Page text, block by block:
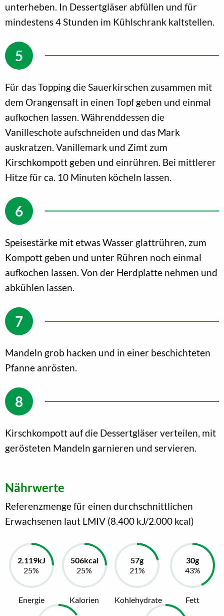
unterheben. In Dessertgläser abfüllen und für
mindestens 4 Stunden im Kühlschrank kaltstellen.
Für das Topping die Sauerkirschen zusammen mit
dem Orangensaft in einen Topf geben und einmal
aufkochen lassen. Währenddessen die
Vanilleschote aufschneiden und das Mark
auskratzen. Vanillemark und Zimt zum
Kirschkompott geben und einrühren. Bei mittlerer
Hitze für ca. 10 Minuten köcheln lassen.
Speisestärke mit etwas Wasser glattrühren, zum
Kompott geben und unter Rühren noch einmal
aufkochen lassen. Von der Herdplatte nehmen und
abkühlen lassen.
Mandeln grob hacken und in einer beschichteten
Pfanne anrösten.
Kirschkompott auf die Dessertgläser verteilen, mit
gerösteten Mandeln garnieren und servieren.
Nährwerte
Referenzmenge für einen durchschnittlichen
Erwachsenen laut LMIV (8.400 kJ/2.000 kcal)
Energie Kalorien Kohlehydrate Fett